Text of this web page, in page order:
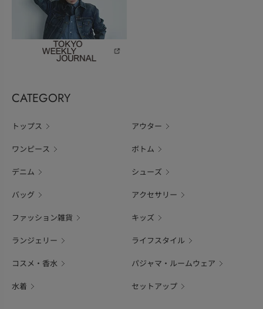
CATEGORY
トップス アウター
ワンピース ボトム
デニム シューズ
バッグ アクセサリー
ファッション雑貨 キッズ
ランジェリー ライフスタイル
コスメ・香水 パジャマ・ルームウェア
水着 セットアップ